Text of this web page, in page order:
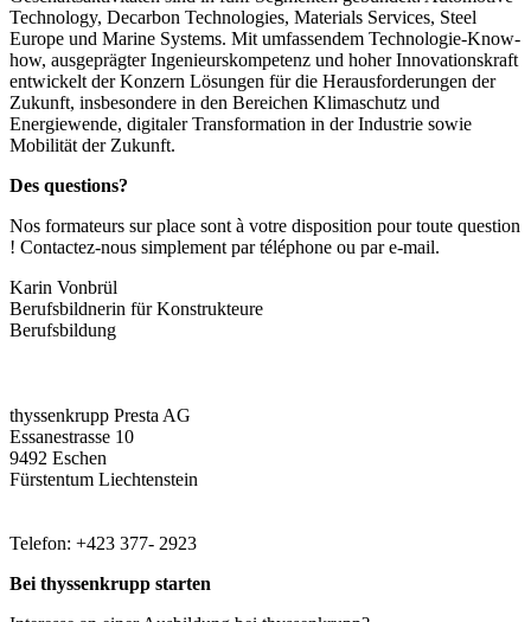
Technology, Decarbon Technologies, Materials Services, Steel
Europe und Marine Systems. Mit umfassendem Technologie-Know-
how, ausgeprägter Ingenieurskompetenz und hoher Innovationskraft
entwickelt der Konzern Lösungen für die Herausforderungen der
Zukunft, insbesondere in den Bereichen Klimaschutz und
Energiewende, digitaler Transformation in der Industrie sowie
Mobilität der Zukunft.
Des questions?
Nos formateurs sur place sont à votre disposition pour toute question
! Contactez-nous simplement par téléphone ou par e-mail.
Karin Vonbrül
Berufsbildnerin für Konstrukteure
Berufsbildung
thyssenkrupp Presta AG
Essanestrasse 10
9492 Eschen
Fürstentum Liechtenstein
Telefon: +423 377- 2923
Bei thyssenkrupp starten